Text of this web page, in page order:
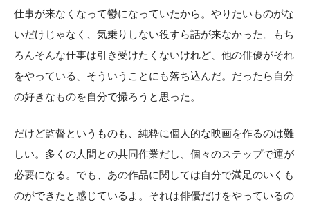
仕事が来なくなって鬱になっていたから。やりたいものがな
いだけじゃなく、気乗りしない役すら話が来なかった。もち
ろんそんな仕事は引き受けたくないけれど、他の俳優がそれ
をやっている、そういうことにも落ち込んだ。だったら自分
の好きなものを自分で撮ろうと思った。
だけど監督というものも、純粋に個人的な映画を作るのは難
しい。多くの人間との共同作業だし、個々のステップで運が
必要になる。でも、あの作品に関しては自分で満足のいくも
のができたと感じているよ。それは俳優だけをやっているの